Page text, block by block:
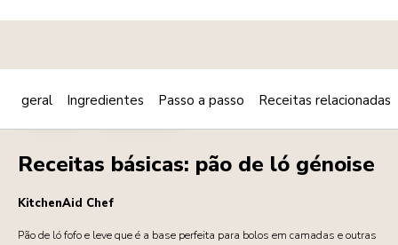
PADARIA SOBREMESAS Print
Receitas básicas: pão de ló génoise
KitchenAid Chef
Pão de ló fofo e leve que é a base perfeita para bolos em camadas e outras
geral Ingredientes Passo a passo Receitas relacionadas